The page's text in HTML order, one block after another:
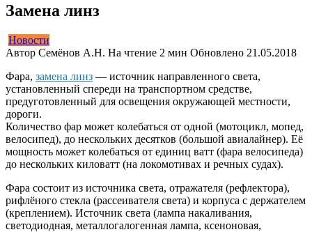
Замена линз
Новости
Автор Семёнов А.Н. На чтение 2 мин Обновлено 21.05.2018
Фара, замена линз — источник направленного света,
установленный спереди на транспортном средстве,
предуготовленный для освещения окружающей местности,
дороги.
Количество фар может колебаться от одной (мотоцикл, мопед,
велосипед), до нескольких десятков (большой авиалайнер). Её
мощность может колебаться от единиц ватт (фара велосипеда)
до нескольких киловатт (на локомотивах и речных судах).
Фара состоит из источника света, отражателя (рефлектора),
рифлёного стекла (рассеивателя света) и корпуса с держателем
(креплением). Источник света (лампа накаливания,
светодиодная, металлогалогенная лампа, ксеноновая,